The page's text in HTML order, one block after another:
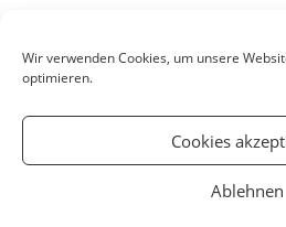
Wir verwenden Cookies, um unsere
optimieren.
Cookies
Ablehnen
Bild: Robert Nagy